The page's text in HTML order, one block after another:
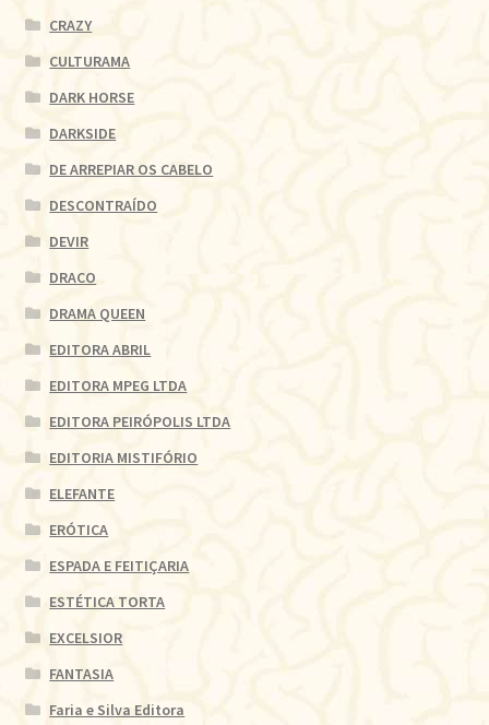
CRAZY
CULTURAMA
DARK HORSE
DARKSIDE
DE ARREPIAR OS CABELO
DESCONTRAÍDO
DEVIR
DRACO
DRAMA QUEEN
EDITORA ABRIL
EDITORA MPEG LTDA
EDITORA PEIRÓPOLIS LTDA
EDITORIA MISTIFÓRIO
ELEFANTE
ERÓTICA
ESPADA E FEITIÇARIA
ESTÉTICA TORTA
EXCELSIOR
FANTASIA
Faria e Silva Editora